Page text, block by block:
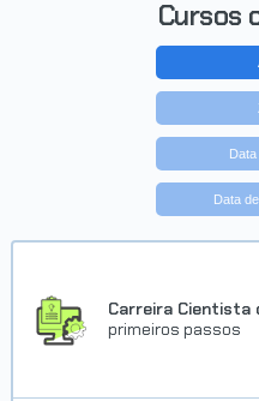
Cursos
Data
Carreira Cientista
primeiros passos